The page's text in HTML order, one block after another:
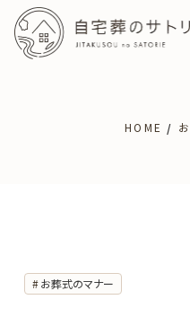
自宅葬について
HOME
お葬式のマナー